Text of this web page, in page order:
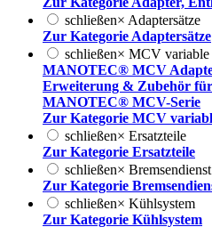
schließen× Adaptersätze
Zur Kategorie Adaptersätze
schließen× MCV variable
MANOTEC® MCV
Erweiterung & Zubehör
MANOTEC® MCV-Serie
Zur Kategorie MCV
schließen× Ersatzteile
Zur Kategorie Ersatzteile
schließen× Bremsendienst
Zur Kategorie
schließen× Kühlsystem
Zur Kategorie Kühlsystem